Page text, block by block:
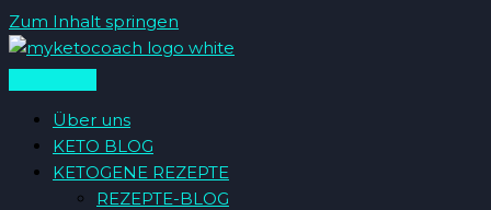
Zum Inhalt springen
Über uns
KETO BLOG
KETOGENE REZEPTE
REZEPTE-BLOG